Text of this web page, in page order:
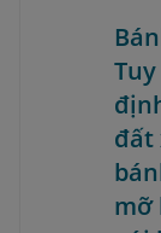
đất
mỡ